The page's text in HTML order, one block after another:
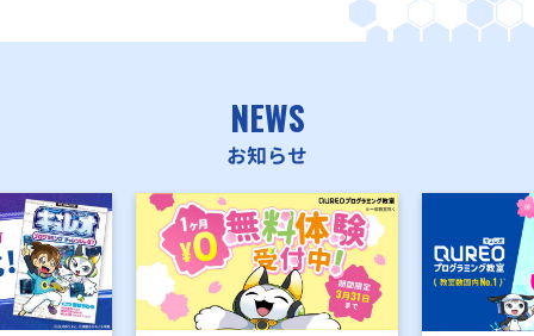
NEWS
お知らせ